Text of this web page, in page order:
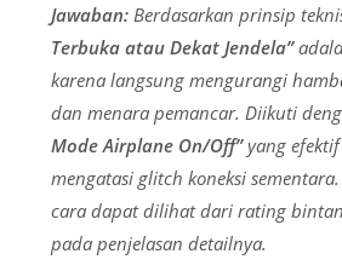
Jawaban: Berdasarkan prinsip
Terbuka atau Dekat Jendela”
karena langsung mengurangi
dan menara pemancar. Diikuti
Mode Airplane On/Off”yang efektif
mengatasiglitch koneksi
cara dapat dilihat dari rating
pada penjelasan detailnya.